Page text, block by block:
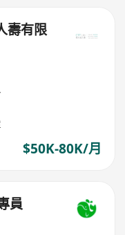
壽有限
$50K-80K/月
員